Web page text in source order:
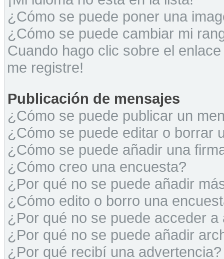
¿Cómo se puede poner una
¿Cómo se puede cambiar mi
Cuando hago clic sobre el
me registre!
Publicación de mensajes
¿Cómo se puede publicar un
¿Cómo se puede editar o borrar
¿Cómo se puede añadir una
¿Cómo creo una encuesta?
¿Por qué no se puede añadir
¿Cómo edito o borro una
¿Por qué no se puede acceder a
¿Por qué no se puede añadir
¿Por qué recibí una advertencia?